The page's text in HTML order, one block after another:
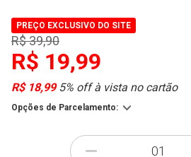
PREÇO EXCLUSIVO DO SITE
R$ 39,90
R$ 19,99
R$ 18,995% off à vista no cartão
Opções de Parcelamento:
-